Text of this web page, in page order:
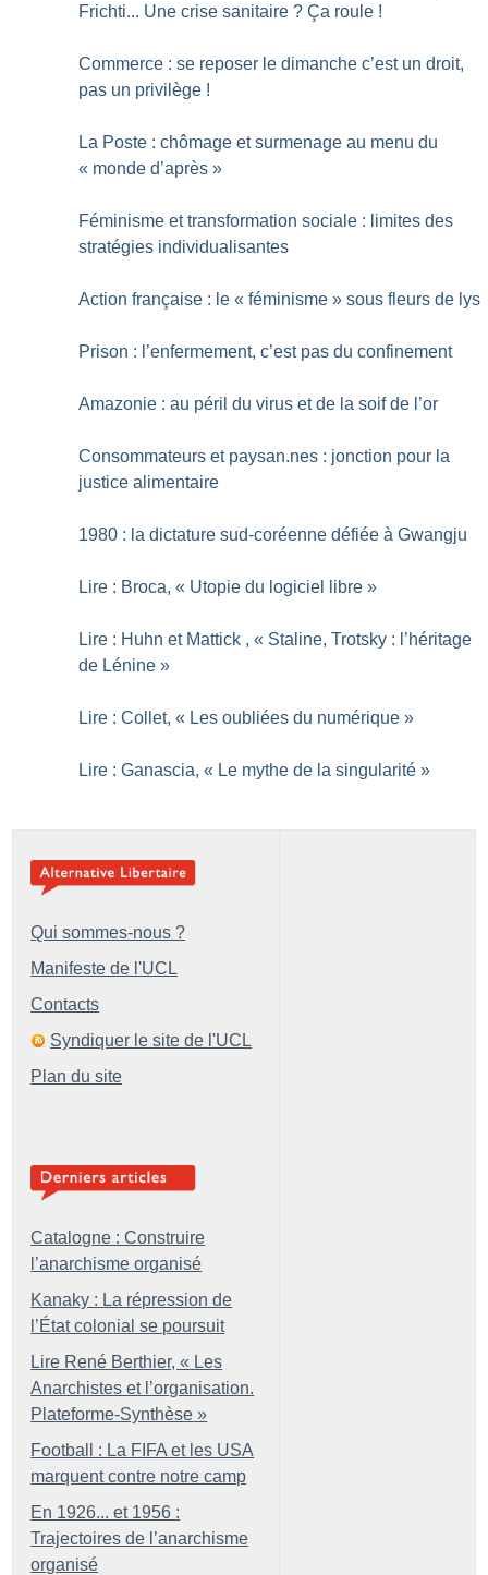
Frichti... Une crise sanitaire ? Ça roule !
Commerce : se reposer le dimanche c’est un droit,
pas un privilège !
La Poste : chômage et surmenage au menu du
« monde d’après »
Féminisme et transformation sociale : limites des
stratégies individualisantes
Action française : le « féminisme » sous fleurs de lys
Prison : l’enfermement, c’est pas du confinement
Amazonie : au péril du virus et de la soif de l’or
Consommateurs et paysan.nes : jonction pour la
justice alimentaire
1980 : la dictature sud-coréenne défiée à Gwangju
Lire : Broca, « Utopie du logiciel libre »
Lire : Huhn et Mattick , « Staline, Trotsky : l’héritage
de Lénine »
Lire : Collet, « Les oubliées du numérique »
Lire : Ganascia, « Le mythe de la singularité »
Qui sommes-nous ?
Manifeste de l'UCL
Contacts
Syndiquer le site de l'UCL
Plan du site
Catalogne : Construire
l’anarchisme organisé
Kanaky : La répression de
l’État colonial se poursuit
Lire René Berthier, « Les
Anarchistes et l’organisation.
Plateforme-Synthèse »
Football : La FIFA et les USA
marquent contre notre camp
En 1926... et 1956 :
Trajectoires de l’anarchisme
organisé